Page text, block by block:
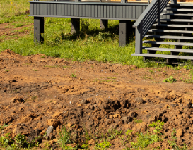
Дома из газобетона
Одноэтажные дома
Двухэтажные дома
Дома по Сарапульскому тракту
Дома по Нылгинскому тракту
Дома в Ягульском направлении
Участки